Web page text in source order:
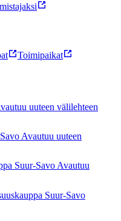
Toimipaikat
uuteen välilehteen
Avautuu uuteen
Suur-Savo Avautuu
Suur-Savo